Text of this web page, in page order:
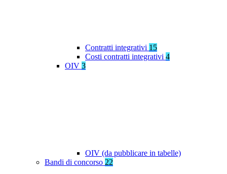
Contratti integrativi 15
Costi contratti integrativi 4
OIV 3
OIV (da pubblicare in tabelle)
Bandi di concorso 22